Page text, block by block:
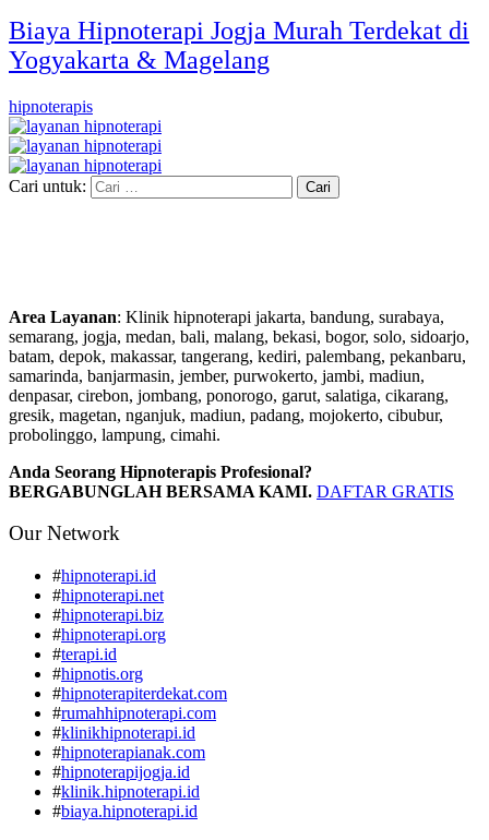
Biaya Hipnoterapi Jogja Murah Terdekat di
Yogyakarta & Magelang
hipnoterapis
Cari untuk:
Area Layanan: Klinik hipnoterapi jakarta, bandung, surabaya,
semarang, jogja, medan, bali, malang, bekasi, bogor, solo, sidoarjo,
batam, depok, makassar, tangerang, kediri, palembang, pekanbaru,
samarinda, banjarmasin, jember, purwokerto, jambi, madiun,
denpasar, cirebon, jombang, ponorogo, garut, salatiga, cikarang,
gresik, magetan, nganjuk, madiun, padang, mojokerto, cibubur,
probolinggo, lampung, cimahi.
Anda Seorang Hipnoterapis Profesional?
BERGABUNGLAH BERSAMA KAMI. DAFTAR GRATIS
Our Network
#hipnoterapi.id
#hipnoterapi.net
#hipnoterapi.biz
#hipnoterapi.org
#terapi.id
#hipnotis.org
#hipnoterapiterdekat.com
#rumahhipnoterapi.com
#klinikhipnoterapi.id
#hipnoterapianak.com
#hipnoterapijogja.id
#klinik.hipnoterapi.id
#biaya.hipnoterapi.id